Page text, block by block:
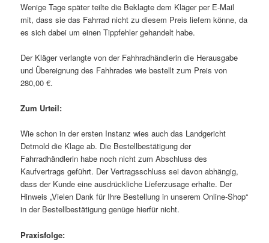
Wenige Tage später teilte die Beklagte dem Kläger per E-Mail
mit, dass sie das Fahrrad nicht zu diesem Preis liefern könne, da
es sich dabei um einen Tippfehler gehandelt habe.
Der Kläger verlangte von der Fahhradhändlerin die Herausgabe
und Übereignung des Fahhrades wie bestellt zum Preis von
280,00 €.
Zum Urteil:
Wie schon in der ersten Instanz wies auch das Landgericht
Detmold die Klage ab. Die Bestellbestätigung der
Fahrradhändlerin habe noch nicht zum Abschluss des
Kaufvertrags geführt. Der Vertragsschluss sei davon abhängig,
dass der Kunde eine ausdrückliche Lieferzusage erhalte. Der
Hinweis „Vielen Dank für Ihre Bestellung in unserem Online-Shop“
in der Bestellbestätigung genüge hierfür nicht.
Praxisfolge: